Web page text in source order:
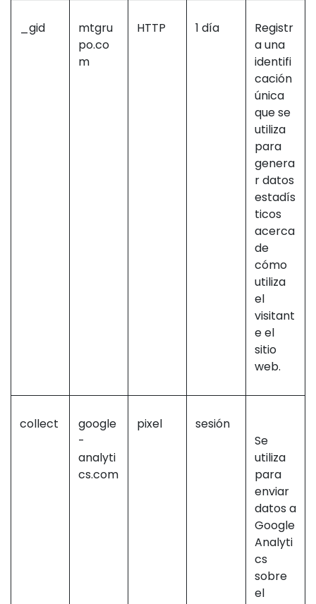
_gid
mtgru
po.co
m
HTTP 1 día
Registr
a una
identifi
cación
única
que se
utiliza
para
genera
r datos
estadís
ticos
acerca
de
cómo
utiliza
el
visitant
e el
sitio
web.
collect
google
-
analyti
cs.com
pixel
sesión
Se
utiliza
para
enviar
datos a
Google
Analyti
cs
sobre
el